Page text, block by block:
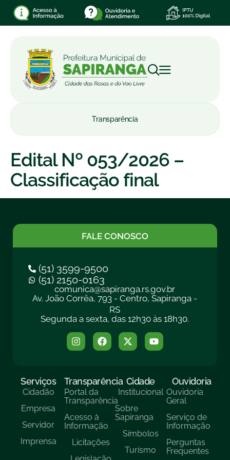
Transparência
Edital Nº 053/2026 –
Classificação final
FALE CONOSCO
(51) 3599-9500
(51) 2150-0163
comunica@sapiranga.rs.gov.br
Av. João Corrêa, 793 - Centro, Sapiranga -
RS
Segunda a sexta, das 12h30 às 18h30.
Serviços
Cidadão
Empresa
Servidor
Imprensa
Transparência
Portal da
Transparência
Acesso à
Informação
Licitações
Cidade
Institucional
Sobre
Sapiranga
Símbolos
Turísmo
Ouvidoria
Ouvidoria
Geral
Serviço de
Informação
Perguntas
Frequentes